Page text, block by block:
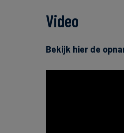
Video
Bekijk hier de